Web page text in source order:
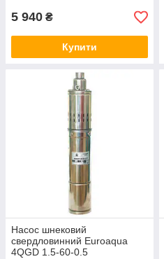
5 940 ₴
Купити
Насос шнековий
свердловинний Euroaqua
4QGD 1.5-60-0.5